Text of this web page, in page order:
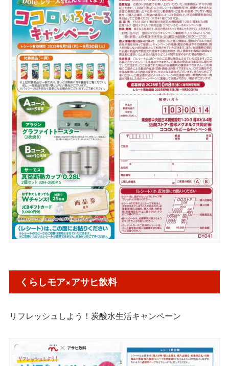
くらしモア×アサヒ飲料
リフレッシュしよう！炭酸水生活キャンペーン